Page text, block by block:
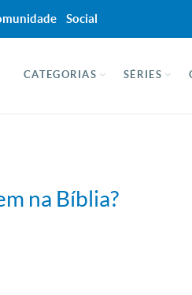
CATEGORIAS SÉRIES
na Bíblia?
Social